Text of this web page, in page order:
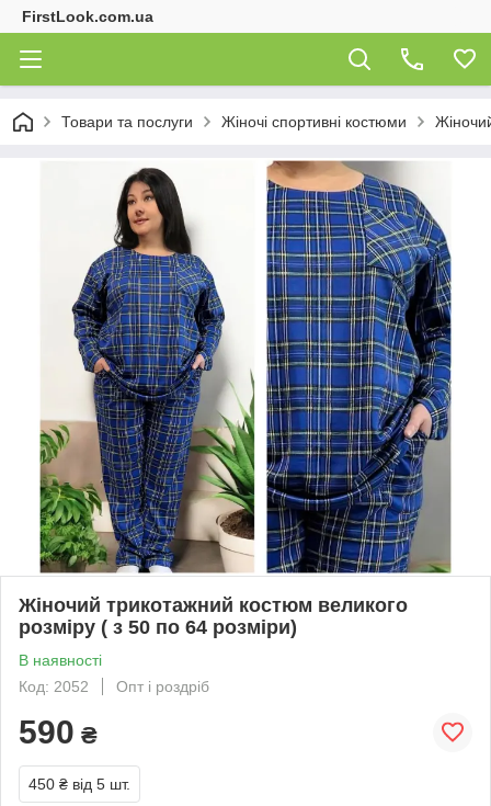
FirstLook.com.ua
Товари та послуги Жіночі спортивні костюми
Жіночий трикотажний костюм великого
розміру ( з 50 по 64 розміри)
В наявності
Код: 2052
Опт і роздріб
590 ₴
450 ₴ від 5 шт.